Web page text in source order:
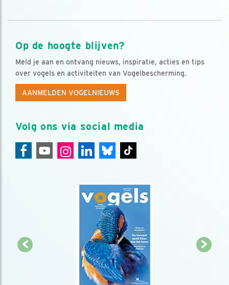
Op de hoogte blijven?
Meld je aan en ontvang nieuws, inspiratie, acties en tips
over vogels en activiteiten van Vogelbescherming.
AANMELDEN VOGELNIEUWS
Volg ons via social media